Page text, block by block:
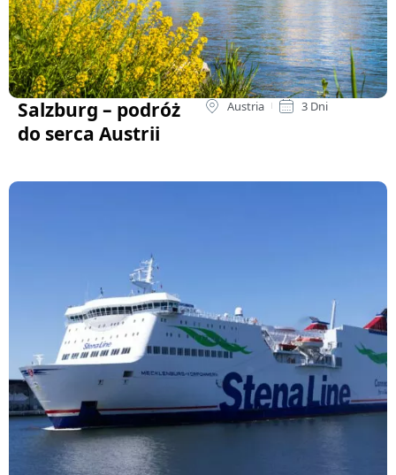
Salzburg – podróż
do serca Austrii
Austria 3 Dni